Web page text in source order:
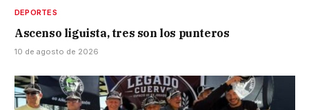
DEPORTES
Ascenso liguista, tres son los punteros
10 de agosto de 2026